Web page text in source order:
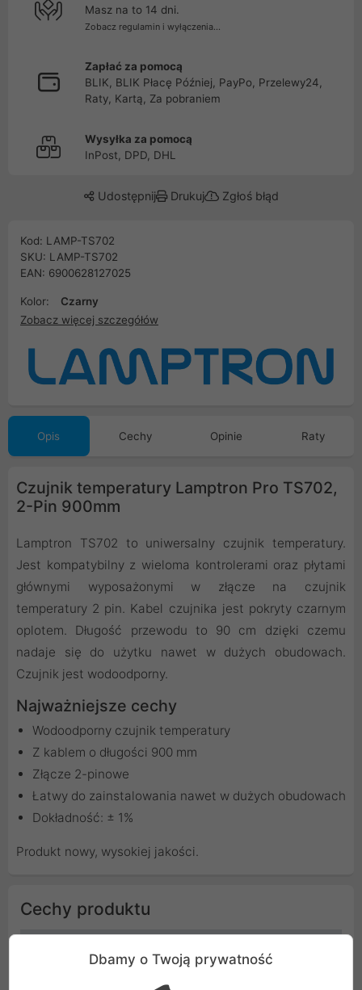
Masz na to 14 dni.
Zobacz regulamin i wyłączenia...
Zapłać za pomocą
BLIK, BLIK Płacę Później, PayPo, Przelewy24,
Raty, Kartą, Za pobraniem
Wysyłka za pomocą
InPost, DPD, DHL
Udostępnij Drukuj Zgłoś błąd
Kod: LAMP-TS702
SKU: LAMP-TS702
EAN: 6900628127025
Kolor:
Czarny
Zobacz więcej szczegółów
Opis Cechy Opinie Raty
Czujnik temperatury Lamptron Pro TS702,
2-Pin 900mm
Lamptron TS702 to uniwersalny czujnik temperatury.
Jest kompatybilny z wieloma kontrolerami oraz płytami
głównymi wyposażonymi w złącze na czujnik
temperatury 2 pin. Kabel czujnika jest pokryty czarnym
oplotem. Długość przewodu to 90 cm dzięki czemu
nadaje się do użytku nawet w dużych obudowach.
Czujnik jest wodoodporny.
Najważniejsze cechy
Wodoodporny czujnik temperatury
Z kablem o długości 900 mm
Złącze 2-pinowe
Łatwy do zainstalowania nawet w dużych obudowach
Dokładność: ± 1%
Produkt nowy, wysokiej jakości.
Cechy produktu
Dbamy o Twoją prywatność